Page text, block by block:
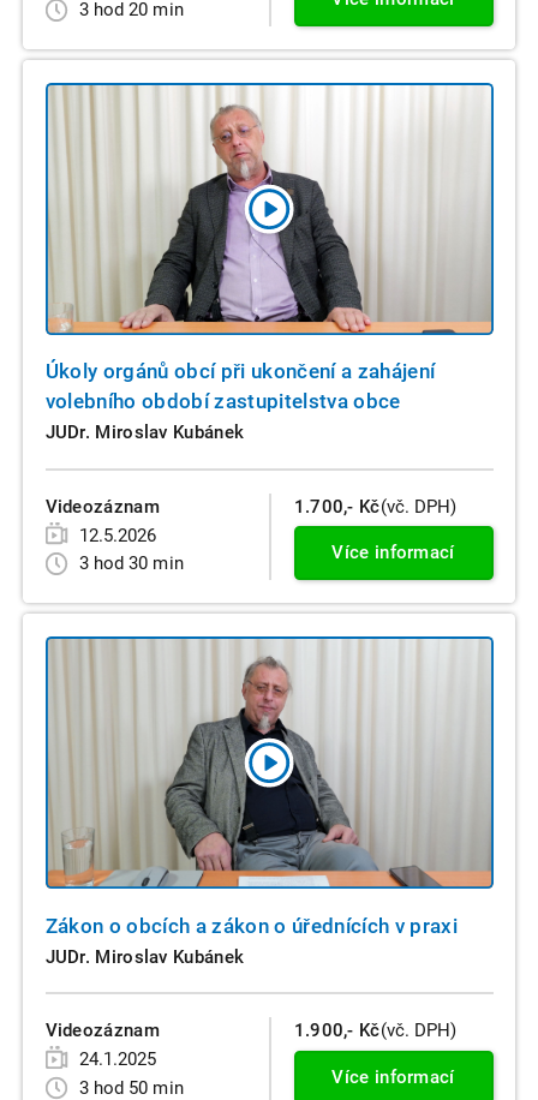
3 hod 20 min
Úkoly orgánů obcí při ukončení a zahájení
volebního období zastupitelstva obce
JUDr. Miroslav Kubánek
Videozáznam
12.5.2026
3 hod 30 min
1.700,- Kč(vč. DPH)
Více informací
Zákon o obcích a zákon o úřednících v praxi
JUDr. Miroslav Kubánek
Videozáznam
24.1.2025
3 hod 50 min
1.900,- Kč(vč. DPH)
Více informací